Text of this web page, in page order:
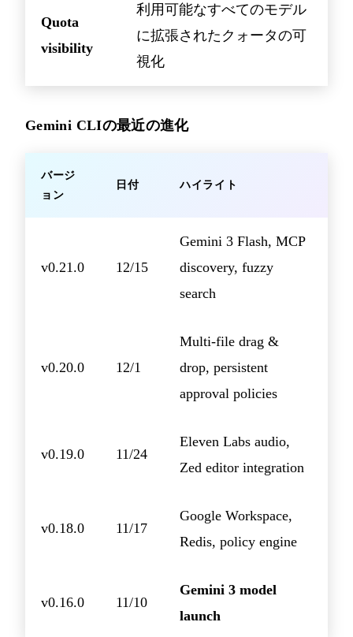
Quota
visibility
利用可能なすべてのモデル
に拡張されたクォータの可
視化
Gemini CLIの最近の進化
バージ
ョン
日付 ハイライト
v0.21.0 12/15
Gemini 3 Flash, MCP
discovery, fuzzy
search
v0.20.0 12/1
Multi-file drag &
drop, persistent
approval policies
v0.19.0 11/24
Eleven Labs audio,
Zed editor integration
v0.18.0 11/17
Google Workspace,
Redis, policy engine
v0.16.0 11/10
Gemini 3 model
launch